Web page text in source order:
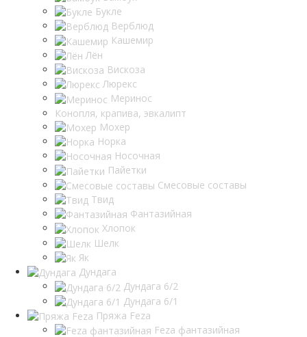
Букле
Верблюд
Кашемир
Лён
Вискоза
Люрекс
Меринос
Конопля, крапива, эвкалипт
Мохер
Норка
Носочная
Пайетки
Смесовые составы
Твид
Фантазийная
Хлопок
Шелк
Як
Дундага
Дундага 6/2
Дундага 6/1
Пряжа Feza
Feza фантазийная